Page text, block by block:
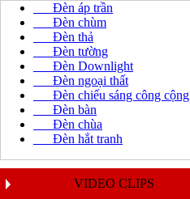
Đèn áp trần
Đèn chùm
Đèn thả
Đèn tường
Đèn Downlight
Đèn ngoại thất
Đèn chiếu sáng công cộng
Đèn bàn
Đèn chùa
Đèn hắt tranh
VIDEO CLIPS